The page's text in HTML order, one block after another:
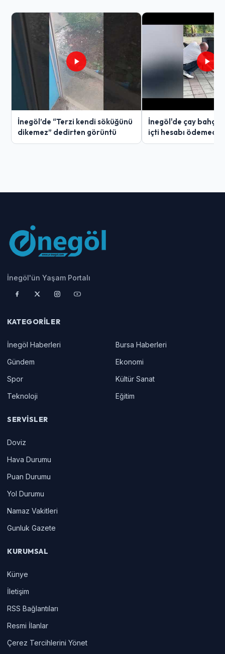
İnegöl’de “Terzi kendi söküğünü
dikemez” dedirten görüntü
İnegöl'de çay
içti hesabı ödemedi
İnegöl'ün Yaşam Portalı
KATEGORILER
İnegöl Haberleri
Bursa Haberleri
Gündem
Ekonomi
Spor
Kültür Sanat
Teknoloji
Eğitim
SERVISLER
Doviz
Hava Durumu
Puan Durumu
Yol Durumu
Namaz Vakitleri
Gunluk Gazete
KURUMSAL
Künye
İletişim
RSS Bağlantıları
Resmi İlanlar
Çerez Tercihlerini Yönet